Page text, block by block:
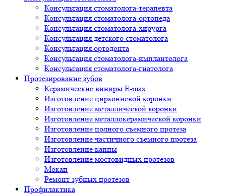
Консультация стоматолога-терапевта
Консультация стоматолога-ортопеда
Консультация стоматолога-хирурга
Консультация детского стоматолога
Консультация ортодонта
Консультация стоматолога-имплантолога
Консультация стоматолога-гнатолога
Протезирование зубов
Керамические виниры E-max
Изготовление циркониевой коронки
Изготовление металлической коронки
Изготовление металлокерамической коронки
Изготовление полного съемного протеза
Изготовление частичного съемного протеза
Изготовление каппы
Изготовление мостовидных протезов
Мокап
Ремонт зубных протезов
Профилактика